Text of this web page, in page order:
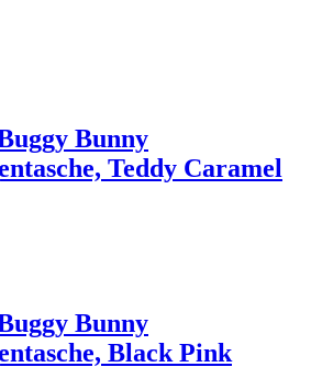
Bunny
Teddy Caramel
Bunny
Black Pink